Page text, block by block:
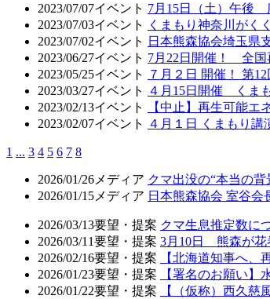
2023/07/07イベント 7月15日（土）午後
2023/07/03イベント
くまもり神奈川がく
2023/07/02イベント
日本熊森協会埼玉県
2023/06/27イベント 7月22日開催！ 全国
2023/05/25イベント
７月２日 開催！ 第
2023/03/27イベント
４月15日開催 くま
2023/02/13イベント
【中止】再生可能
2023/02/07イベント ４月１日 くまもり講
1 ... 3 4 5 6 7 8
2026/01/26 メディア クマ出没の“本当の
2026/01/15 メディア 日本熊森協会 室谷会
2026/03/13要望・提案 クマ生息推定数に
2026/03/11要望・提案 3月10日 熊森が花
2026/02/16要望・提案
【北海道知事へ、
2026/01/23要望・提案
【署名のお願い
2026/01/22要望・提案
【（仮称）西久